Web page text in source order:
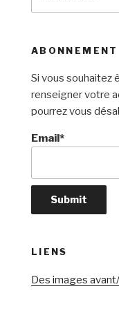
ABONNEMENT
Si vous souhaitez
renseigner votre
pourrez vous
Email*
LIENS
Des images